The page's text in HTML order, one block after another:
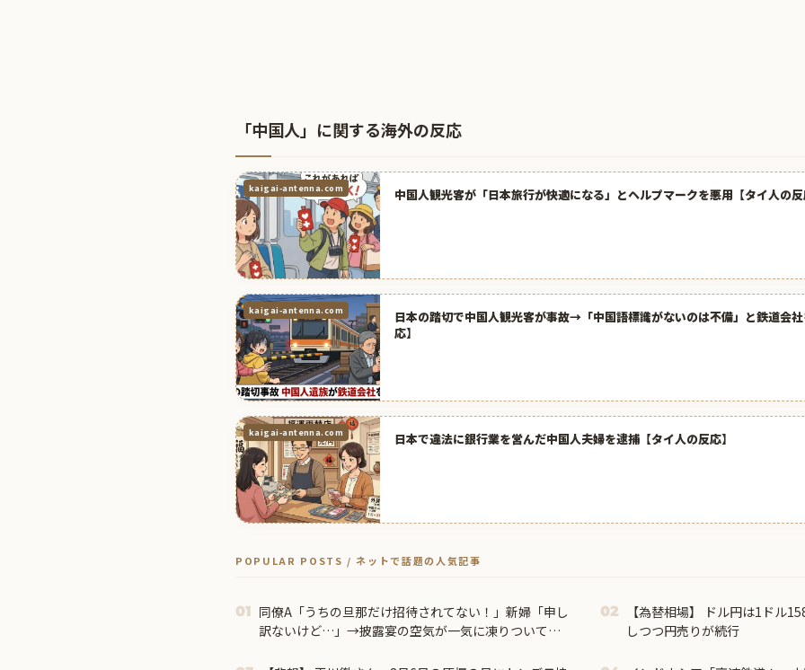
「中国人」に関する海外の反応
kaigai-antenna.com 中国人観光客が「日本旅行が快適になる」とヘルプマークを悪用【タイ人の反
kaigai-antenna.com
日本の踏切で中国人観光客が事故→「中国語標識がないのは不備」と鉄道会
応】
kaigai-antenna.com 日本で違法に銀行業を営んだ中国人夫婦を逮捕【タイ人の反応】
POPULAR POSTS / ネットで話題の人気記事
01 同僚A「うちの旦那だけ招待されてない！」新婦「申し
訳ないけど…」→披露宴の空気が一気に凍りついて…
02
【為替相場】 ドル円は1ドル
しつつ円売りが続行